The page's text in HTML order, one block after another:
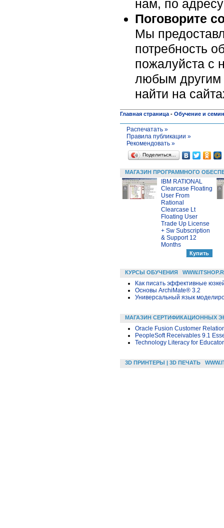
нам, по
Поговорите
Мы
потребность
пожалуйста c
любым другим
найти на
Главная страница - Обучение и
Распечатать »
Правила публикации »
Рекомендовать »
Поделиться…
МАГАЗИН ПРОГРАММНОГО
IBM RATIONAL
Clearcase Floating
User From
Rational
Clearcase Lt
Floating User
Trade Up License
+ Sw Subscription
& Support 12
Months
КУРСЫ ОБУЧЕНИЯ
Как писать эффективные
Основы ArchiMate® 3.2
Универсальный язык
МАГАЗИН СЕРТИФИКАЦИОННЫХ
Oracle Fusion Customer
PeopleSoft Receivables 9.1
Technology Literacy for
3D ПРИНТЕРЫ | 3D ПЕЧАТЬ